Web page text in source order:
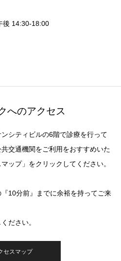
14:30-18:00
へのアクセス
シティビルの6階で診療を行って
交通機関をご利用をおすすめいた
ップ」をクリックしてください。
10分前』までに余裕を持ってご来
ださい。
セスマップ